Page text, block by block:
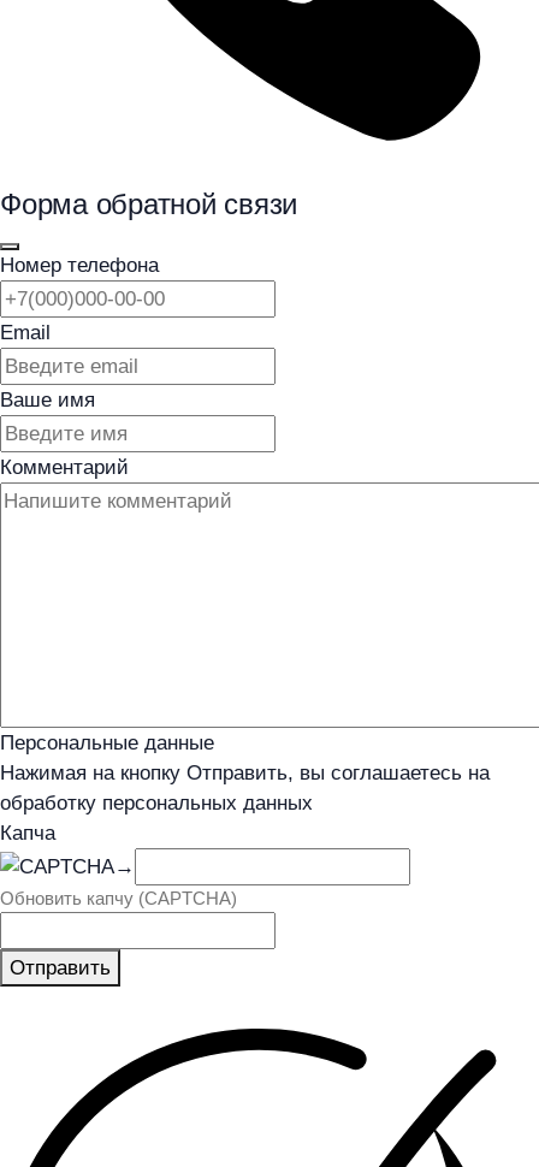
Форма обратной связи
Номер телефона
Email
Ваше имя
Комментарий
Персональные данные
Нажимая на кнопку Отправить, вы соглашаетесь на
обработку персональных данных
Капча
→
Обновить капчу (CAPTCHA)
Отправить